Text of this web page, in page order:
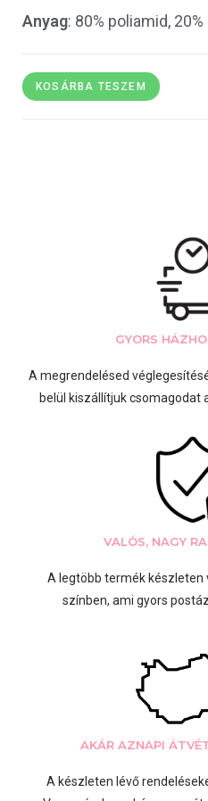
Anyag: 80% poliamid,
KOSÁRBA TESZEM
GYORS
A megrendelésed
belül kiszállítjuk csomagodat
VALÓS, NAGY
A legtöbb termék
színben, ami gyors
AKÁR AZNAPI
A készleten lévő